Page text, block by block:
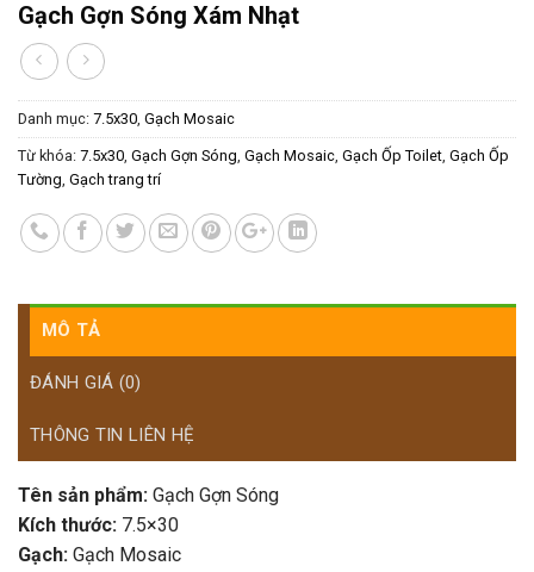
Gạch Gợn Sóng Xám Nhạt
Danh mục: 7.5x30, Gạch Mosaic
Từ khóa: 7.5x30, Gạch Gợn Sóng, Gạch Mosaic, Gạch Ốp Toilet, Gạch Ốp
Tường, Gạch trang trí
MÔ TẢ
ĐÁNH GIÁ (0)
THÔNG TIN LIÊN HỆ
Tên sản phẩm: Gạch Gợn Sóng
Kích thước: 7.5×30
Gạch: Gạch Mosaic